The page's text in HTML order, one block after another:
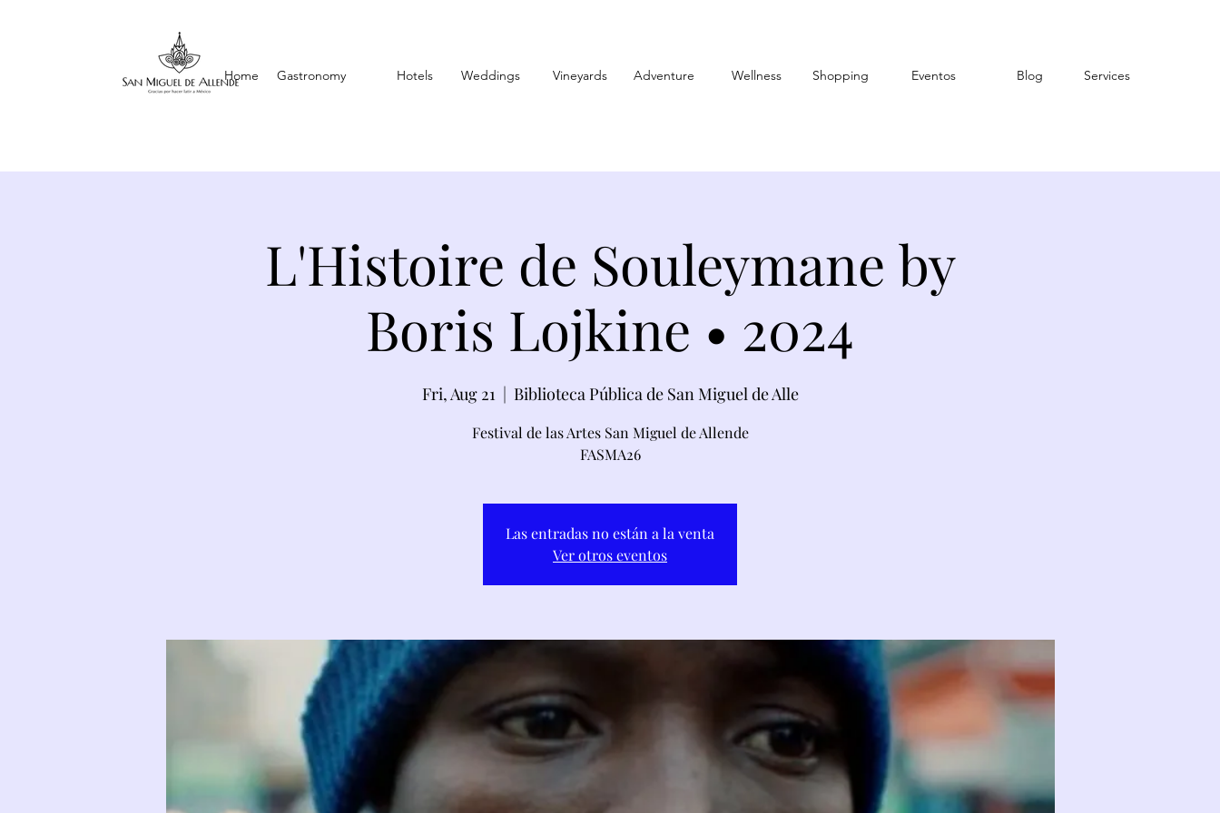
Home Gastronomy Hotels Weddings Vineyards Adventure Wellness Shopping Eventos Blog Services
L'Histoire de Souleymane by
Boris Lojkine • 2024
Fri, Aug 21
  |
Biblioteca Pública de San Miguel de Alle
Festival de las Artes San Miguel de Allende
FASMA26
Las entradas no están a la venta
Ver otros eventos